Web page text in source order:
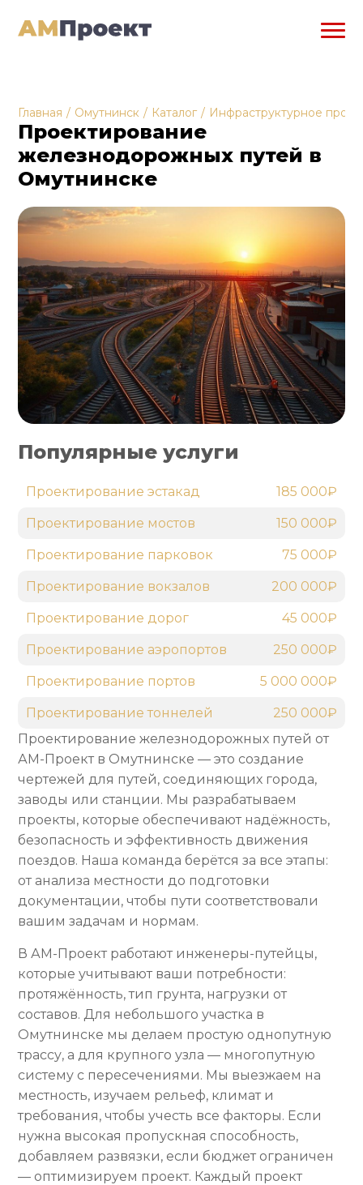
Главная / Омутнинск / Каталог / Инфраструктурное
Проектирование
железнодорожных путей в
Омутнинске
Проектирование железнодорожных путей от
АМ-Проект в Омутнинске — это создание
чертежей для путей, соединяющих города,
заводы или станции. Мы разрабатываем
проекты, которые обеспечивают надёжность,
безопасность и эффективность движения
поездов. Наша команда берётся за все этапы:
от анализа местности до подготовки
документации, чтобы пути соответствовали
вашим задачам и нормам.
В АМ-Проект работают инженеры-путейцы,
которые учитывают ваши потребности:
протяжённость, тип грунта, нагрузки от
составов. Для небольшого участка в
Омутнинске мы делаем простую однопутную
трассу, а для крупного узла — многопутную
систему с пересечениями. Мы выезжаем на
местность, изучаем рельеф, климат и
требования, чтобы учесть все факторы. Если
нужна высокая пропускная способность,
добавляем развязки, если бюджет ограничен
— оптимизируем проект. Каждый проект
Популярные услуги
Проектирование эстакад 185 000₽
Проектирование мостов 150 000₽
Проектирование парковок 75 000₽
Проектирование вокзалов 200 000₽
Проектирование дорог 45 000₽
Проектирование аэропортов 250 000₽
Проектирование портов 5 000 000₽
Проектирование тоннелей 250 000₽